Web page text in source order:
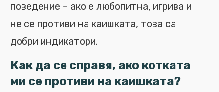
поведение – ако е любопитна, игрива и
не се противи на каишката, това са
добри индикатори.
Как да се справя, ако котката
ми се противи на каишката?